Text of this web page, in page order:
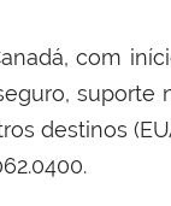
com
suporte
destinos